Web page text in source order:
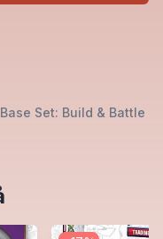
Set: Build & Battle